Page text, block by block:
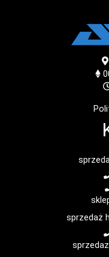
sprzedaż